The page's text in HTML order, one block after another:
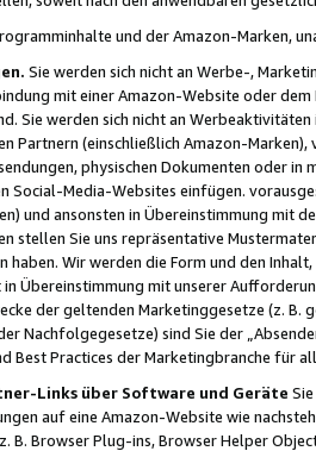
und der Amazon-Marken,
Sie werden sich nicht an Werbe-,
mit einer Amazon-Website oder
Sie werden sich nicht an
Partnern (einschließlich Amazon-
physischen Dokumenten oder in
Social-Media-Websites einfügen.
und ansonsten in Übereinstimmung mit
stellen Sie uns repräsentative
haben. Wir werden die Form und den
Übereinstimmung mit unserer
der geltenden Marketinggesetze (z. B.
Nachfolgegesetze) sind Sie der
Best Practices der Marketingbranche für
Links über Software und Geräte
auf eine Amazon-Website wie
B. Browser Plug-ins, Browser Helper